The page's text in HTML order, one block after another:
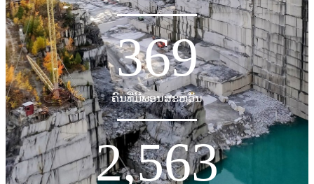
369
ຄົນທີ່ມີພອນສະຫວັນ
2,563